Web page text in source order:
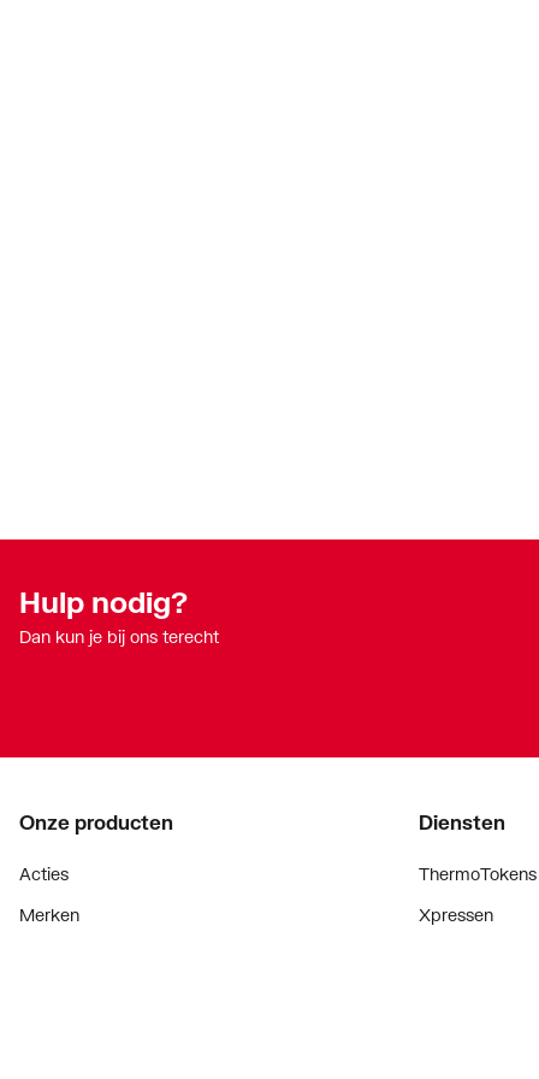
Hulp nodig?
Dan kun je bij ons terecht
Onze producten
Acties
Merken
Diensten
ThermoTokens
Xpressen